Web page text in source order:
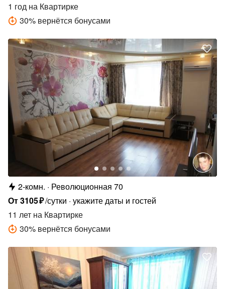
1 год на Квартирке
30% вернётся бонусами
2-комн.
Революционная 70
От3105₽/сутки укажите даты и гостей
11 лет на Квартирке
30% вернётся бонусами